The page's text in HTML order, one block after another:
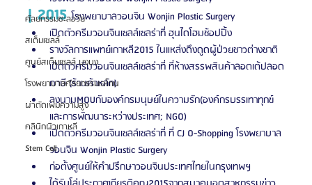
ศัลยกรรมชะลอวัย
สเต็มเซลล์
ศูนย์สเต็มเซลล์ บงบง
โรงพยาบาลศัลยกรรมเอโตน
ผ่าตัดเพิ่มความสูง
คลินิกผิวเกาหลี
Stem Cell
| 2015 โรงพยาบาลวอนจิน Wonjin Plastic Surgery
เปิดตัวครีมวอนจินเซลล์เซลร่าที่ ฮุนไดโฮมช้อปปิ้ง
รางวัลการแพทย์เกาหลี2015 ในแหล่งดึงดูดผู้ป่วยชาวต่างชาติ
เปิดตัวครีมวอนจินเซลล์เซลร่าที่ ที่ห้างสรรพสินค้าลอตเต้ปลอด
ภาษี (ร้านค้าหลัก)
ลงนามMOUกับองค์กรมนุษย์ในความรัก(องค์กรบรรเทาทุกข์
และการพัฒนาระหว่างประเทศ; NGO)
เปิดตัวครีมวอนจินเซลล์เซลร่าที่ ที่ CJ O-Shopping โรงพยาบาล
วอนจิน Wonjin Plastic Surgery
ก่อตั้งศูนย์ให้คำปรึกษาวอนจินประเทศไทยในกรุงเทพฯ